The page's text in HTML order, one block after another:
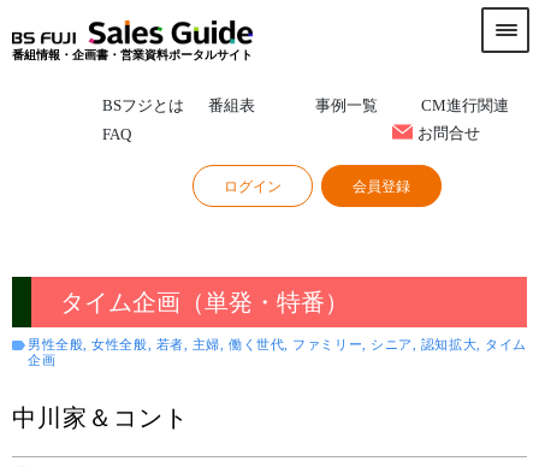
番組情報・企画書・営業資料ポータルサイト
BSフジとは 番組表 事例一覧
CM進行関連
FAQ
お問合せ
ログイン 会員登録
タイム企画（単発・特番）
男性全般, 女性全般, 若者, 主婦, 働く世代, ファミリー, シニア, 認知拡大, タイム
企画
中川家＆コント